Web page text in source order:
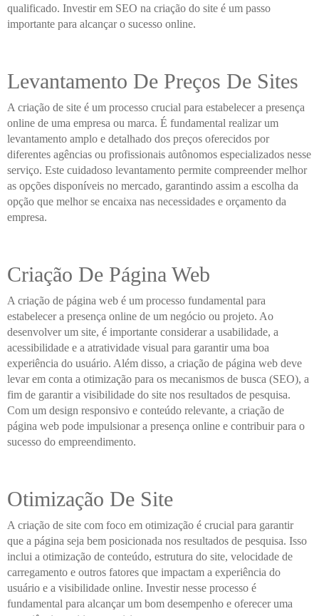
qualificado. Investir em SEO na criação do site é um passo
importante para alcançar o sucesso online.
Levantamento De Preços De Sites
A criação de site é um processo crucial para estabelecer a presença
online de uma empresa ou marca. É fundamental realizar um
levantamento amplo e detalhado dos preços oferecidos por
diferentes agências ou profissionais autônomos especializados nesse
serviço. Este cuidadoso levantamento permite compreender melhor
as opções disponíveis no mercado, garantindo assim a escolha da
opção que melhor se encaixa nas necessidades e orçamento da
empresa.
Criação De Página Web
A criação de página web é um processo fundamental para
estabelecer a presença online de um negócio ou projeto. Ao
desenvolver um site, é importante considerar a usabilidade, a
acessibilidade e a atratividade visual para garantir uma boa
experiência do usuário. Além disso, a criação de página web deve
levar em conta a otimização para os mecanismos de busca (SEO), a
fim de garantir a visibilidade do site nos resultados de pesquisa.
Com um design responsivo e conteúdo relevante, a criação de
página web pode impulsionar a presença online e contribuir para o
sucesso do empreendimento.
Otimização De Site
A criação de site com foco em otimização é crucial para garantir
que a página seja bem posicionada nos resultados de pesquisa. Isso
inclui a otimização de conteúdo, estrutura do site, velocidade de
carregamento e outros fatores que impactam a experiência do
usuário e a visibilidade online. Investir nesse processo é
fundamental para alcançar um bom desempenho e oferecer uma